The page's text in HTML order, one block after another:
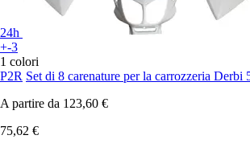
24h
+-3
1 colori
P2R Set di 8 carenature per la carrozzeria Derbi
A partire da 123,60 €
75,62 €